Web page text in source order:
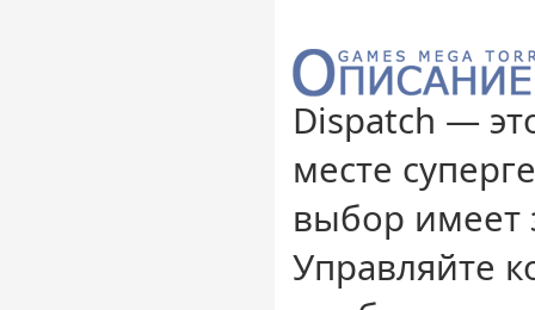
Dispatch —
месте
выбор имеет
Управляйте